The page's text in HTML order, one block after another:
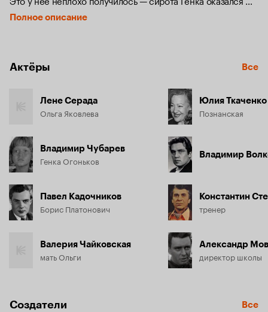
хорошим и добрым мальчиком.
Полное описание
Актёры Все
Лене Серада
Ольга Яковлева
Владимир Чубарев
Генка Огоньков
Павел Кадочников
Борис Платонович
Валерия Чайковская
мать Ольги
Юлия Ткаченко
Познанская
Владимир
Константин
тренер
Александр
директор школы
Создатели Все